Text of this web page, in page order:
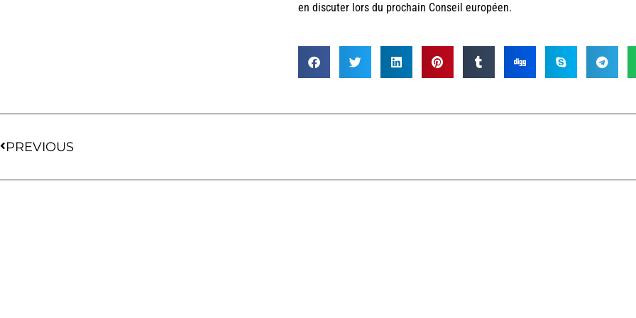
en discuter lors du prochain Conseil européen.
PREVIOUS